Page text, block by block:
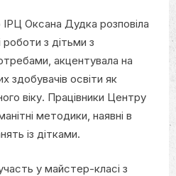
Оксана Дудка розповіла
з дітьми з
акцентувала на
здобувачів освіти як
віку. Працівники Центру
методики, наявні в
із дітками.
у майстер-класі з